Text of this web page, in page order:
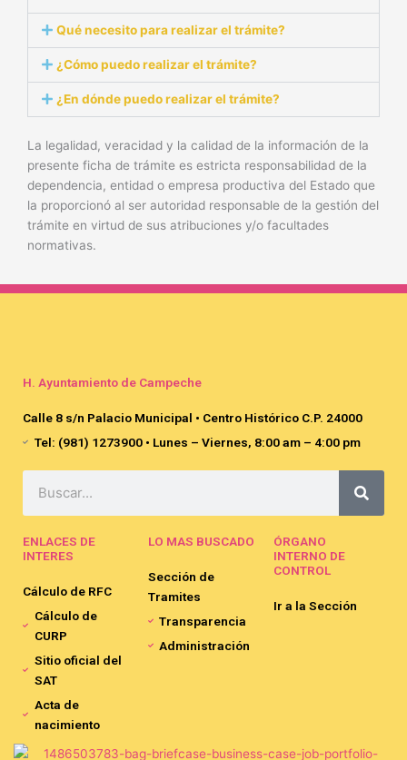
Qué necesito para realizar el trámite?
¿Cómo puedo realizar el trámite?
¿En dónde puedo realizar el trámite?
La legalidad, veracidad y la calidad de la información de la
presente ficha de trámite es estricta responsabilidad de la
dependencia, entidad o empresa productiva del Estado que
la proporcionó al ser autoridad responsable de la gestión del
trámite en virtud de sus atribuciones y/o facultades
normativas.
H. Ayuntamiento de Campeche
Calle 8 s/n Palacio Municipal • Centro Histórico C.P. 24000
Tel: (981) 1273900 • Lunes – Viernes, 8:00 am – 4:00 pm
ENLACES DE
INTERES
Cálculo de RFC
Cálculo de
CURP
Sitio oficial del
SAT
Acta de
nacimiento
LO MAS BUSCADO
Sección de
Tramites
Transparencia
Administración
ÓRGANO
INTERNO DE
CONTROL
Ir a la Sección